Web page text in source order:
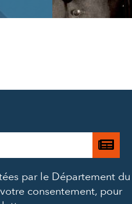
Je
à
par le Département du
consentement, pour